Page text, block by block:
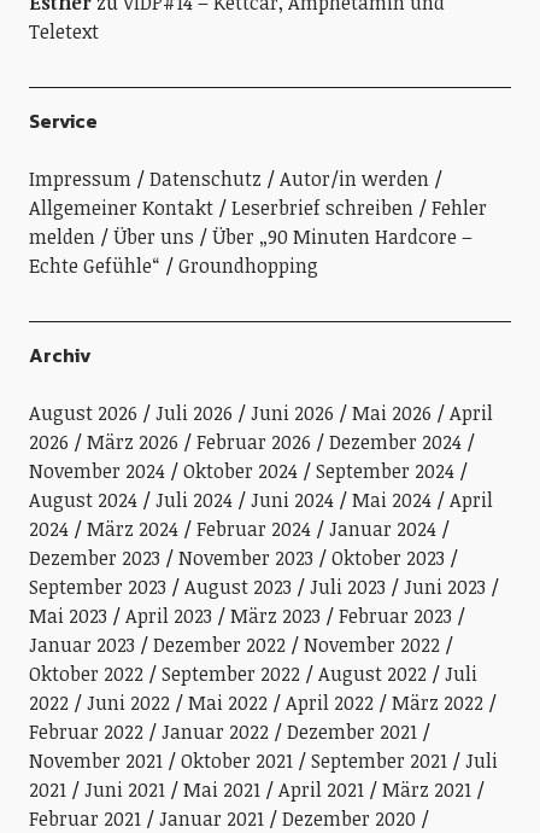
Teletext
Service
Impressum Datenschutz
Autor/in werden
Allgemeiner Kontakt
Leserbrief schreiben
Fehler
melden
Über uns
Über „90 Minuten Hardcore –
Echte Gefühle“
Groundhopping
Archiv
August 2026 Juli 2026 Juni 2026 Mai 2026
April
2026
März 2026 Februar 2026
Dezember 2024
November 2024
Oktober 2024
September 2024
August 2024
Juli 2024 Juni 2024 Mai 2024
April
2024
März 2024 Februar 2024
Januar 2024
Dezember 2023
November 2023
Oktober 2023
September 2023
August 2023 Juli 2023
Juni 2023
Mai 2023
April 2023 März 2023
Februar 2023
Januar 2023
Dezember 2022
November 2022
Oktober 2022
September 2022 August 2022
Juli
2022
Juni 2022 Mai 2022 April 2022
März 2022
Februar 2022
Januar 2022
Dezember 2021
November 2021
Oktober 2021 September 2021
Juli
2021
Juni 2021 Mai 2021 April 2021
März 2021
Februar 2021
Januar 2021
Dezember 2020